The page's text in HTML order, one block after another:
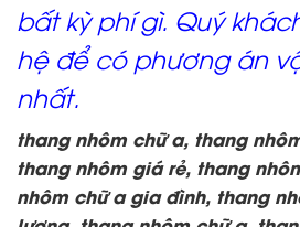
bất kỳ phí gì. Quý
hệ để có phương án
nhất.
thang nhôm chữ a, thang
thang nhôm giá rẻ, thang
nhôm chữ a gia đình, thang